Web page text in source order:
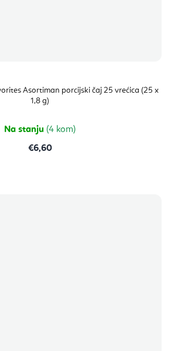
Asortiman porcijski čaj 25 vrećica (25 x
1,8 g)
Na stanju (4 kom)
€6,60